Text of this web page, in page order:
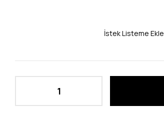
İstek Listeme Ekle